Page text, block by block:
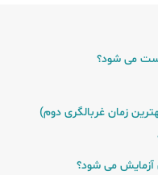
می شود؟
زمان غربالگری دوم)
آزمایش می شود؟